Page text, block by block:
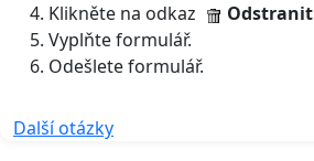
Klikněte na odkaz
Odstranit
Vyplňte formulář.
Odešlete formulář.
Další otázky